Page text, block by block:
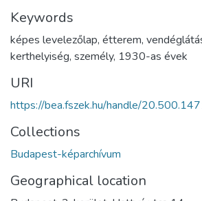
Keywords
képes levelezőlap, étterem,
kerthelyiség, személy, 1930-as évek
URI
https://bea.fszek.hu/handle/
Collections
Budapest-képarchívum
Geographical location